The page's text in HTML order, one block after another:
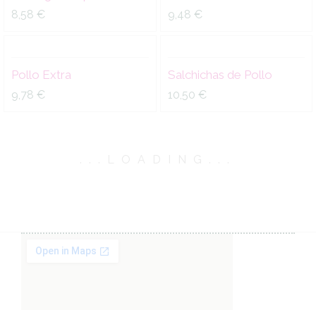
8,58 € 9,48 €
Pollo Extra
9,78 €
quantity
Salchichas de Pollo
10,50 €